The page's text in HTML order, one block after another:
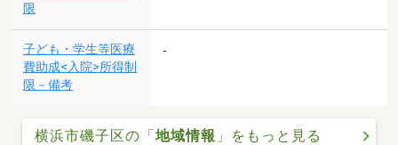
限
子ども・学生等医療
費助成<入院>所得制
限－備考
-
横浜市磯子区の「地域情報 」をもっと見る